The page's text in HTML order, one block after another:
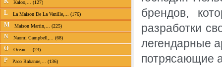
Kaloo,... (127)
L La Maison De La Vanille,... (176)
M Maison Martin,... (225)
N Naomi Campbell,... (68)
O Ocean,... (23)
P Paco Rabanne,... (136)
брендов,
разработки
легендарные
потрясающие